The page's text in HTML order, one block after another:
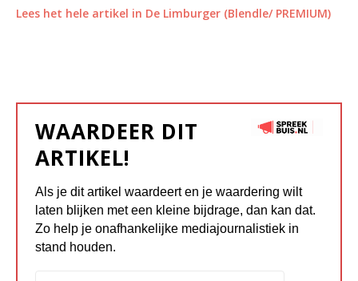
Lees het hele artikel in De Limburger (Blendle/ PREMIUM)
WAARDEER DIT
ARTIKEL!
Als je dit artikel waardeert en je waardering wilt
laten blijken met een kleine bijdrage, dan kan dat.
Zo help je onafhankelijke mediajournalistiek in
stand houden.